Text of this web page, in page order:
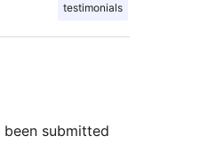
testimonials
submitted